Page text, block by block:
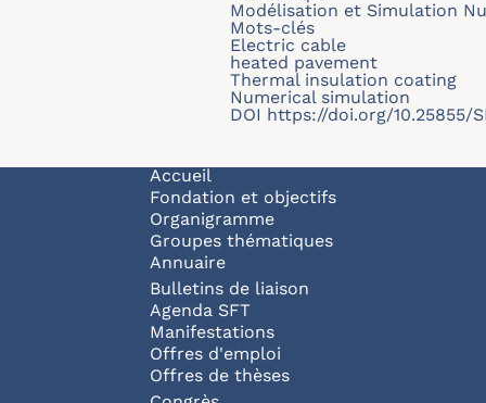
Modélisation et Simulation
Mots-clés
Electric cable
heated pavement
Thermal insulation coating
Numerical simulation
DOI https://doi.org/10.25855/
Navigation principale
Accueil
Fondation et objectifs
Organigramme
Groupes thématiques
Annuaire
Bulletins de liaison
Agenda SFT
Manifestations
Offres d'emploi
Offres de thèses